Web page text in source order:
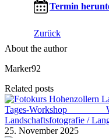
Termin
Zurück
About the author
Marker92
Related posts
Tages-Workshop
Landschaftsfotografie /
25. November 2025